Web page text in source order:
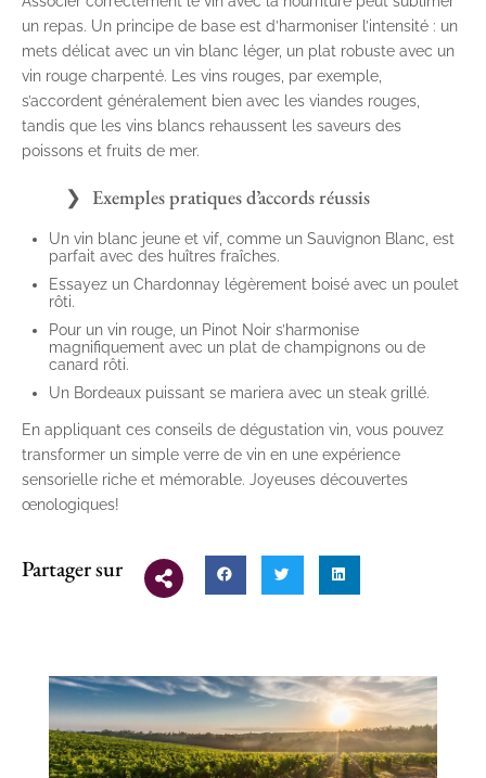
un repas. Un principe de base est d’harmoniser l’intensité : un
mets délicat avec un vin blanc léger, un plat robuste avec un
vin rouge charpenté. Les vins rouges, par exemple,
s’accordent généralement bien avec les viandes rouges,
tandis que les vins blancs rehaussent les saveurs des
poissons et fruits de mer.
Exemples pratiques d’accords réussis
Un vin blanc jeune et vif, comme un Sauvignon Blanc, est
parfait avec des huîtres fraîches.
Essayez un Chardonnay légèrement boisé avec un poulet
rôti.
Pour un vin rouge, un Pinot Noir s’harmonise
magnifiquement avec un plat de champignons ou de
canard rôti.
Un Bordeaux puissant se mariera avec un steak grillé.
En appliquant ces conseils de dégustation vin, vous pouvez
transformer un simple verre de vin en une expérience
sensorielle riche et mémorable. Joyeuses découvertes
œnologiques!
Partager sur